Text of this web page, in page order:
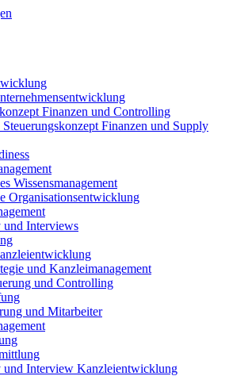
Finanzen und Controlling
Finanzen und Supply
Wissensmanagement
Organisationsentwicklung
und Interviews
und Kanzleimanagement
und Controlling
und Mitarbeiter
und Interview Kanzleientwicklung